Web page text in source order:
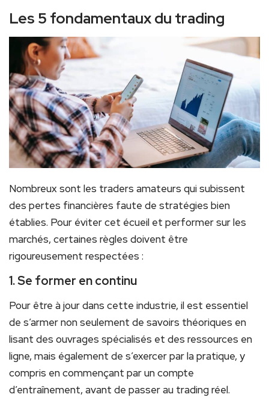
Les 5 fondamentaux du trading
Nombreux sont les traders amateurs qui subissent
des pertes financières faute de stratégies bien
établies. Pour éviter cet écueil et performer sur les
marchés, certaines règles doivent être
rigoureusement respectées :
1. Se former en continu
Pour être à jour dans cette industrie, il est essentiel
de s’armer non seulement de savoirs théoriques en
lisant des ouvrages spécialisés et des ressources en
ligne, mais également de s’exercer par la pratique, y
compris en commençant par un compte
d’entraînement, avant de passer au trading réel.